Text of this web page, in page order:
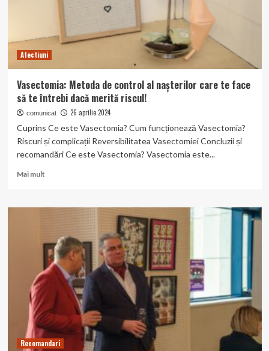
Afectiuni
Vasectomia: Metoda de control al nașterilor care te face
să te întrebi dacă merită riscul!
comunicat 26 aprilie 2024
Cuprins Ce este Vasectomia? Cum funcționează Vasectomia?
Riscuri și complicații Reversibilitatea Vasectomiei Concluzii și
recomandări Ce este Vasectomia? Vasectomia este...
Mai multRead
Vasectomia:
control
al
nașterilor
care
face
să
te
întrebi
dacă
Recomandari